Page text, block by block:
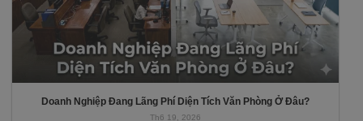
Doanh Nghiệp Đang Lãng Phí Diện Tích Văn Phòng Ở Đâu?
Th6 19, 2026